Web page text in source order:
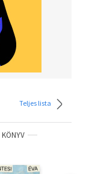
Teljes lista
KÖNYV